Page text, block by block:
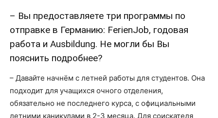
– Вы предоставляете три программы по
отправке в Германию: FerienJob, годовая
работа и Ausbildung. Не могли бы Вы
пояснить подробнее?
– Давайте начнём с летней работы для студентов. Она
подходит для учащихся очного отделения,
обязательно не последнего курса, с официальными
летними каникулами в 2-3 месяца. Для соискателя